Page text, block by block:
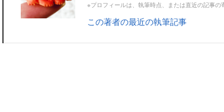
※プロフィールは、執筆時点、または直近の記事の
この著者の最近の執筆記事